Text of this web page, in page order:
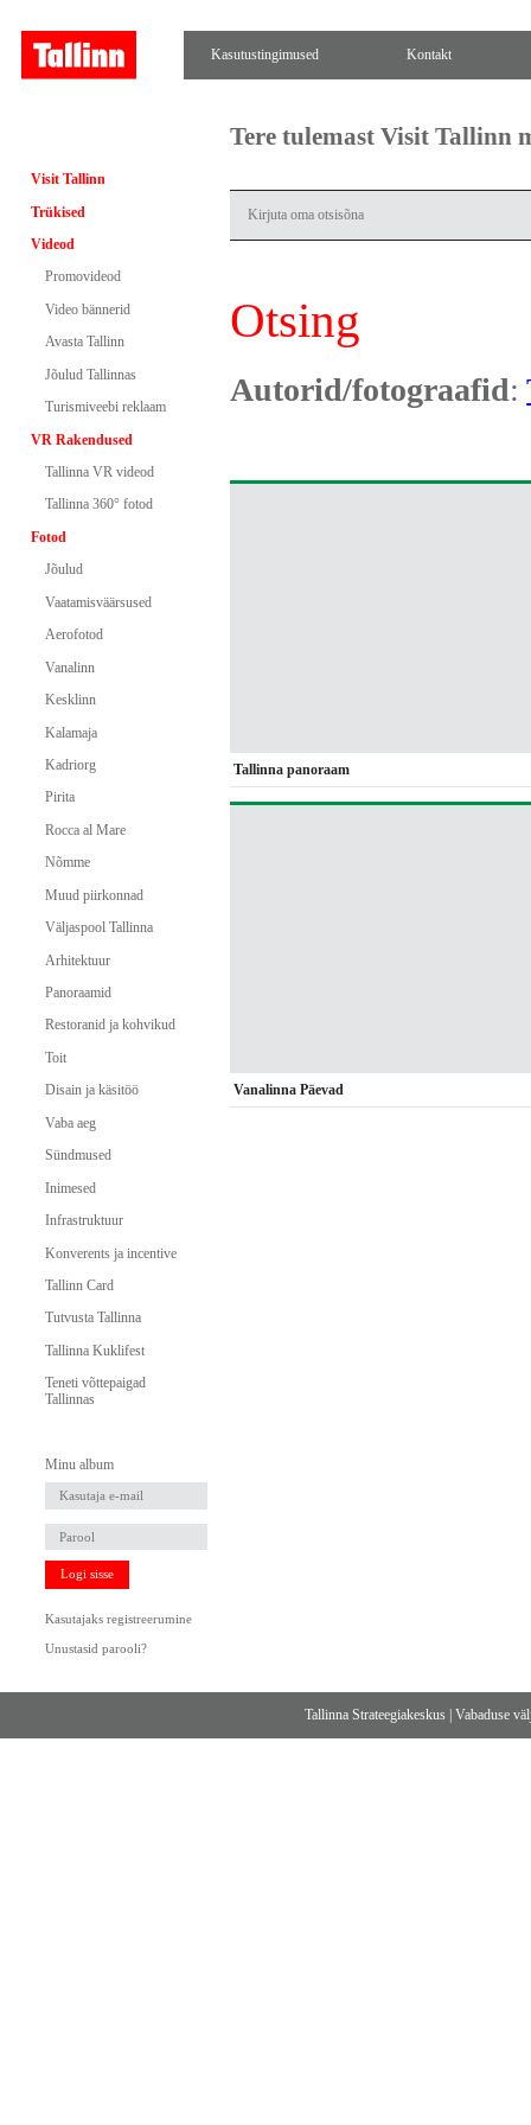
Kasutustingimused Kontakt
Visit Tallinn
Trükised
Videod
Promovideod
Video bännerid
Avasta Tallinn
Jõulud Tallinnas
Turismiveebi reklaam
VR Rakendused
Tallinna VR videod
Tallinna 360° fotod
Fotod
Jõulud
Vaatamisväärsused
Aerofotod
Vanalinn
Kesklinn
Kalamaja
Kadriorg
Pirita
Rocca al Mare
Nõmme
Muud piirkonnad
Väljaspool Tallinna
Arhitektuur
Panoraamid
Restoranid ja kohvikud
Toit
Disain ja käsitöö
Vaba aeg
Sündmused
Inimesed
Infrastruktuur
Konverents ja incentive
Tallinn Card
Tutvusta Tallinna
Tallinna Kuklifest
Teneti võttepaigad
Tallinnas
Minu album
Logi sisse
Kasutajaks registreerumine
Unustasid parooli?
Tere tulemast Visit Tallinn
Otsing
Autorid/fotograafid:
Tallinna panoraam
Vanalinna Päevad
Tallinna Strateegiakeskus |Vabaduse